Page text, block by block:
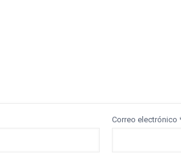
Correo electrónico